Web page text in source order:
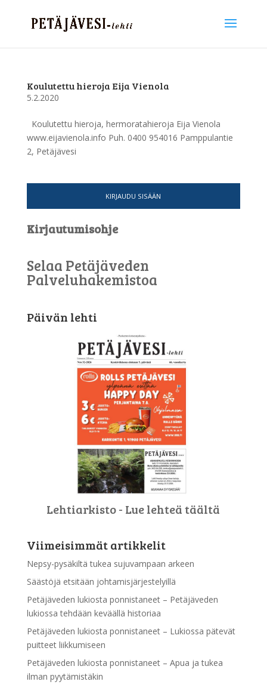
Koulutettu hieroja Eija Vienola
5.2.2020
Koulutettu hieroja, hermoratahieroja Eija Vienola
www.eijavienola.info Puh. 0400 954016 Pamppulantie
2, Petäjävesi
KIRJAUDU SISÄÄN
Kirjautumisohje
Selaa Petäjäveden
Palveluhakemistoa
Päivän lehti
Lehtiarkisto - Lue lehteä täältä
Viimeisimmät artikkelit
Nepsy-pysäkiltä tukea sujuvampaan arkeen
Säästöjä etsitään johtamisjärjestelyillä
Petäjäveden lukiosta ponnistaneet – Petäjäveden
lukiossa tehdään keväällä historiaa
Petäjäveden lukiosta ponnistaneet – Lukiossa pätevät
puitteet liikkumiseen
Petäjäveden lukiosta ponnistaneet – Apua ja tukea
ilman pyytämistäkin